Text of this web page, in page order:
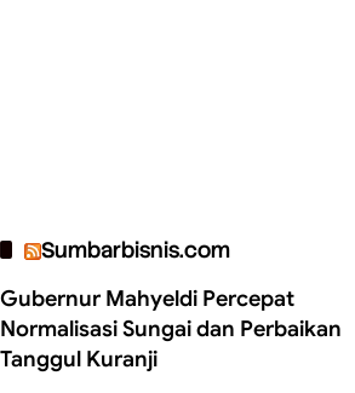
Sumbarbisnis.com
Gubernur Mahyeldi Percepat
Normalisasi Sungai dan Perbaikan
Tanggul Kuranji